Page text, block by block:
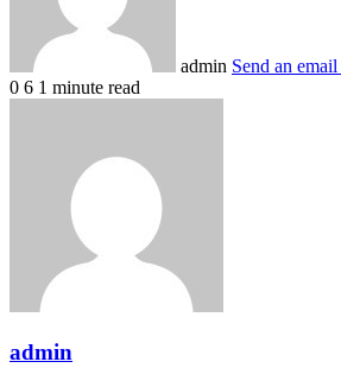
admin Send an email
0 6 1 minute read
admin